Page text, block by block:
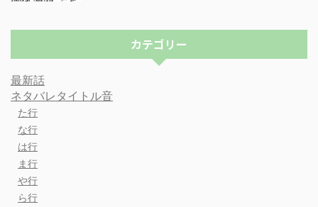
カテゴリー
最新話
ネタバレタイトル音
た行
な行
は行
ま行
や行
ら行